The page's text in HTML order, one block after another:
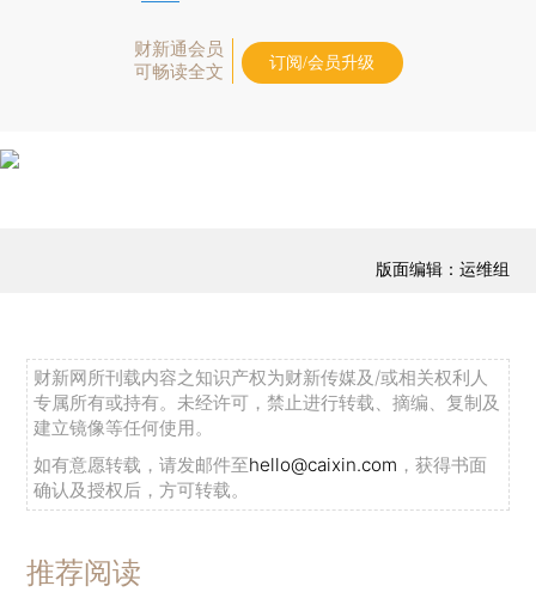
财新通会员
可畅读全文
订阅/会员升级
版面编辑：运维组
财新网所刊载内容之知识产权为财新传媒及/或相关权利人
专属所有或持有。未经许可，禁止进行转载、摘编、复制及
建立镜像等任何使用。
如有意愿转载，请发邮件至hello@caixin.com ，获得书面
确认及授权后，方可转载。
推荐阅读